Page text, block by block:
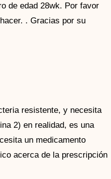
de edad 28wk. Por favor
. Gracias por su
resistente, y necesita
2) en realidad, es una
un medicamento
acerca de la prescripción